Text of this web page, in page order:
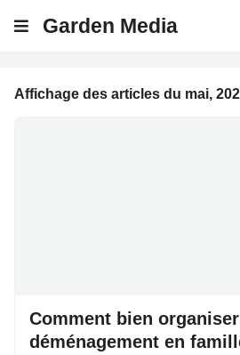
Garden Media
Affichage des articles du mai,
Comment bien
déménagement en